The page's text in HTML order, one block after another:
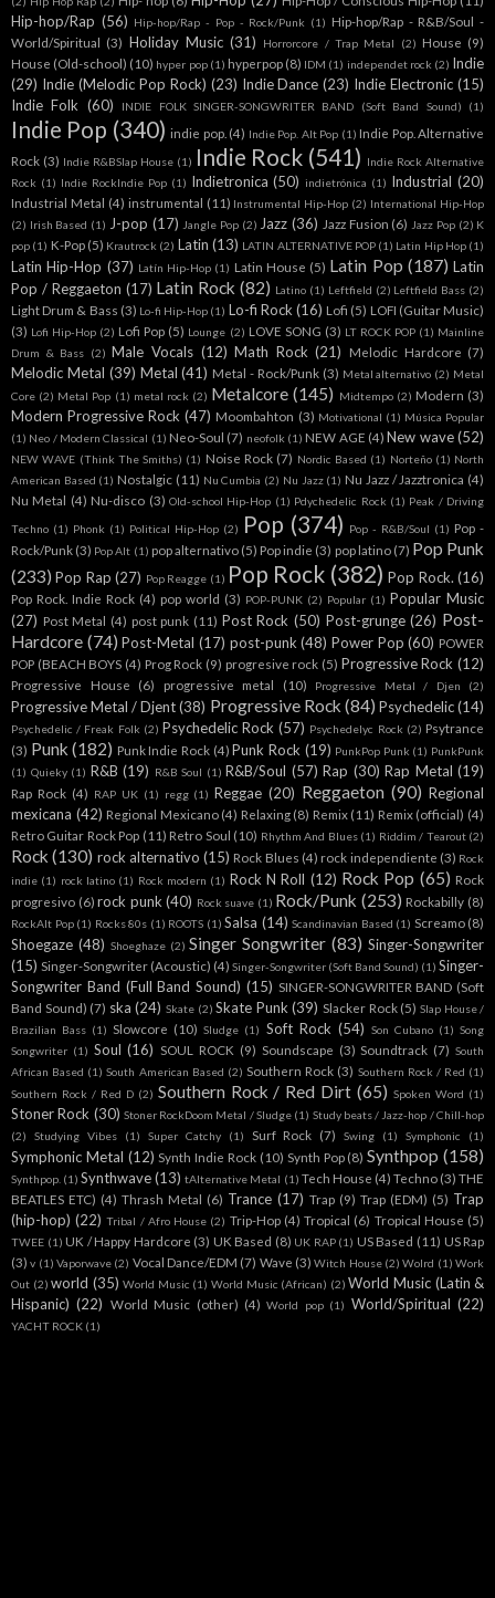
Hip-hop/Rap (56) Hip-hop/Rap - Pop - Rock/Punk (1) Hip-hop/Rap - R&B/Soul -
World/Spiritual (3) Holiday Music (31) Horrorcore / Trap Metal (2) House (9)
House (Old-school) (10) hyper pop (1) hyperpop (8) IDM (1) independet rock (2) Indie
(29) Indie (Melodic Pop Rock) (23) Indie Dance (23) Indie Electronic (15)
Indie Folk (60) INDIE FOLK SINGER-SONGWRITER BAND (Soft Band Sound) (1)
Indie Pop (340) indie pop. (4) Indie Pop. Alt Pop (1) Indie Pop. Alternative
Rock (3) Indie R&BSlap House (1) Indie Rock (541) Indie Rock Alternative
Rock (1) Indie RockIndie Pop (1) Indietronica (50) indietrónica (1) Industrial (20)
Industrial Metal (4) instrumental (11) Instrumental Hip-Hop (2) International Hip-Hop
(2) Irish Based (1) J-pop (17) Jangle Pop (2) Jazz (36) Jazz Fusion (6) Jazz Pop (2) K
pop (1) K-Pop (5) Krautrock (2) Latin (13) LATIN ALTERNATIVE POP (1) Latin Hip Hop (1)
Latin Hip-Hop (37) Latín Hip-Hop (1) Latin House (5) Latin Pop (187) Latin
Pop / Reggaeton (17) Latin Rock (82) Latino (1) Leftfield (2) Leftfield Bass (2)
Light Drum & Bass (3) Lo-fi Hip-Hop (1) Lo-fi Rock (16) Lofi (5) LOFI (Guitar Music)
(3) Lofi Hip-Hop (2) Lofi Pop (5) Lounge (2) LOVE SONG (3) LT ROCK POP (1) Mainline
Drum & Bass (2) Male Vocals (12) Math Rock (21) Melodic Hardcore (7)
Melodic Metal (39) Metal (41) Metal - Rock/Punk (3) Metal alternativo (2) Metal
Core (2) Metal Pop (1) metal rock (2) Metalcore (145) Midtempo (2) Modern (3)
Modern Progressive Rock (47) Moombahton (3) Motivational (1) Música Popular
(1) Neo / Modern Classical (1) Neo-Soul (7) neofolk (1) NEW AGE (4) New wave (52)
NEW WAVE (Think The Smiths) (1) Noise Rock (7) Nordic Based (1) Norteño (1) North
American Based (1) Nostalgic (11) Nu Cumbia (2) Nu Jazz (1) Nu Jazz / Jazztronica (4)
Nu Metal (4) Nu-disco (3) Old-school Hip-Hop (1) Pdychedelic Rock (1) Peak / Driving
Techno (1) Phonk (1) Political Hip-Hop (2) Pop (374) Pop - R&B/Soul (1) Pop -
Rock/Punk (3) Pop Alt (1) pop alternativo (5) Pop indie (3) pop latino (7) Pop Punk
(233) Pop Rap (27) Pop Reagge (1) Pop Rock (382) Pop Rock. (16)
Pop Rock. Indie Rock (4) pop world (3) POP-PUNK (2) Popular (1) Popular Music
(27) Post Metal (4) post punk (11) Post Rock (50) Post-grunge (26) Post-
Hardcore (74) Post-Metal (17) post-punk (48) Power Pop (60) POWER
POP (BEACH BOYS (4) Prog Rock (9) progresive rock (5) Progressive Rock (12)
Progressive House (6) progressive metal (10) Progressive Metal / Djen (2)
Progressive Metal / Djent (38) Progressive Rock (84) Psychedelic(14)
Psychedelic / Freak Folk (2) Psychedelic Rock (57) Psychedelyc Rock (2) Psytrance
(3) Punk (182) Punk Indie Rock (4) Punk Rock (19) PunkPop Punk (1) PunkPunk
(1) Quieky (1) R&B (19) R&B Soul (1) R&B/Soul (57) Rap (30) Rap Metal (19)
Rap Rock (4) RAP UK (1) regg (1) Reggae (20) Reggaeton (90) Regional
mexicana (42) Regional Mexicano (4) Relaxing (8) Remix (11) Remix (official) (4)
Retro Guitar Rock Pop (11) Retro Soul (10) Rhythm And Blues (1) Riddim / Tearout (2)
Rock (130) rock alternativo (15) Rock Blues (4) rock independiente (3) Rock
indie (1) rock latino (1) Rock modern (1) Rock N Roll (12) Rock Pop (65) Rock
progresivo (6) rock punk (40) Rock suave (1) Rock/Punk (253) Rockabilly (8)
RockAlt Pop (1) Rocks 80s (1) ROOTS (1) Salsa (14) Scandinavian Based (1) Screamo (8)
Shoegaze (48) Shoeghaze (2) Singer Songwriter (83) Singer-Songwriter
(15) Singer-Songwriter (Acoustic) (4) Singer-Songwriter (Soft Band Sound) (1) Singer-
Songwriter Band (Full Band Sound) (15) SINGER-SONGWRITER BAND (Soft
Band Sound) (7) ska (24) Skate (2) Skate Punk (39) Slacker Rock (5) Slap House /
Brazilian Bass (1) Slowcore (10) Sludge (1) Soft Rock (54) Son Cubano (1) Song
Songwriter (1) Soul (16) SOUL ROCK (9) Soundscape (3) Soundtrack (7) South
African Based (1) South American Based (2) Southern Rock (3) Southern Rock / Red (1)
Southern Rock / Red D (2) Southern Rock / Red Dirt (65) Spoken Word (1)
Stoner Rock (30) Stoner RockDoom Metal / Sludge (1) Study beats / Jazz-hop / Chill-hop
(2)
Studying Vibes (1) Super Catchy (1) Surf Rock (7) Swing (1) Symphonic (1)
Symphonic Metal (12) Synth Indie Rock (10) Synth Pop (8) Synthpop (158)
Synthpop. (1) Synthwave (13) tAlternative Metal (1) Tech House (4) Techno (3) THE
BEATLES ETC) (4) Thrash Metal (6) Trance (17) Trap (9) Trap (EDM) (5) Trap
(hip-hop) (22) Tribal / Afro House (2) Trip-Hop (4) Tropical (6) Tropical House (5)
TWEE (1) UK / Happy Hardcore (3) UK Based (8) UK RAP (1) US Based (11) US Rap
(3) v (1) Vaporwave (2) Vocal Dance/EDM (7) Wave (3) Witch House (2) Wolrd (1) Work
Out (2) world (35) World Music (1) World Music (African) (2) World Music (Latin &
Hispanic) (22) World Music (other) (4) World pop (1) World/Spiritual (22)
YACHT ROCK (1)